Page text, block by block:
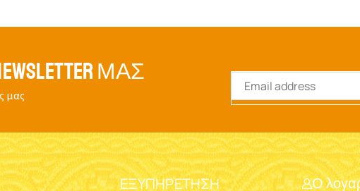
ΜΑΣ
μας
ΕΞΥΠΗΡΈΤΗΣΗ Ο